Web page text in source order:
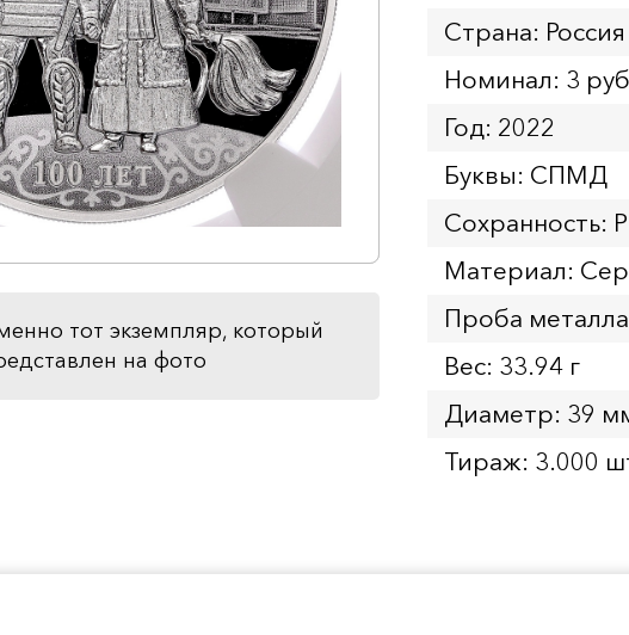
тот экземпляр, который
на фото
Страна: Россия
Номинал: 3
Год: 2022
Буквы: СПМД
Сохранность:
Материал:
Проба
Вес: 33.94 г
Диаметр: 39
Тираж: 3.000